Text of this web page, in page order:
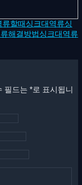
할때 싱크대역류싱
해결방법싱크대역류
필드는 *로 표시됩니